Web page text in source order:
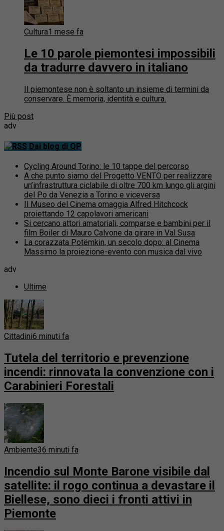
Cultura1 mese fa
Le 10 parole piemontesi impossibili
da tradurre davvero in italiano
Il piemontese non è soltanto un insieme di termini da
conservare. È memoria, identità e cultura.
Più post
adv
Dai blog di QP
Cycling Around Torino: le 10 tappe del percorso
A che punto siamo del Progetto VENTO per realizzare
un’infrastruttura ciclabile di oltre 700 km lungo gli argini
del Po da Venezia a Torino e viceversa
Il Museo del Cinema omaggia Alfred Hitchcock
proiettando 12 capolavori americani
Si cercano attori amatoriali, comparse e bambini per il
film Boiler di Mauro Calvone da girare in Val Susa
La corazzata Potëmkin, un secolo dopo: al Cinema
Massimo la proiezione-evento con musica dal vivo
adv
Ultime
Cittadini6 minuti fa
Tutela del territorio e prevenzione
incendi: rinnovata la convenzione con i
Carabinieri Forestali
Ambiente36 minuti fa
Incendio sul Monte Barone visibile dal
satellite: il rogo continua a devastare il
Biellese, sono dieci i fronti attivi in
Piemonte